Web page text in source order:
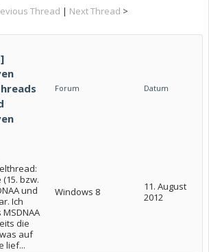
Thread | Next Thread >
Forum Datum
bzw.
und
Ich
die
auf
lief...
Windows 8
11. August
2012